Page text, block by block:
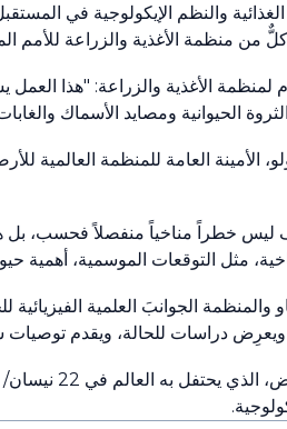
والنظم الإيكولوجية في
من منظمة الأغذية والزراعة للأمم
لمنظمة الأغذية والزراعة: "هذا
الحيوانية ومصايد الأسماك
الأمينة العامة للمنظمة العالمية
خطراً مناخياً منفصلاً فحسب، بل
مثل التوقعات الموسمية، أهمية
والمنظمة الجوانبَ العلمية
ويعرِض دراسات للحالة، ويقدم توصيات
وصدر هذا